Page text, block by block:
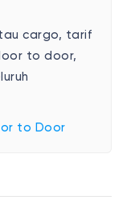
cargo, tarif
to door,
to Door